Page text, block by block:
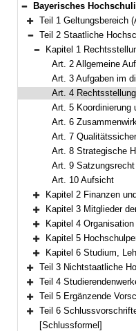
Bereich reduzieren
Bayerisches Hochschulinnovationsgesetz
Bereich erweitern
Teil 1 Geltungsbereich
Bereich reduzieren
Teil 2 Staatliche
Bereich reduzieren
Kapitel 1
Art. 2 Allgemeine
Art. 3 Aufgaben im
Art. 4 Rechtsstellung
Art. 5 Koordinierung und
Art. 6 Zusammenwirken
Art. 7
Art. 8 Strategische
Art. 9 Satzungsrecht
Art. 10 Aufsicht
Bereich erweitern
Kapitel 2 Finanzen
Bereich erweitern
Kapitel 3 Mitglieder
Bereich erweitern
Kapitel 4
Bereich erweitern
Kapitel 5
Bereich erweitern
Kapitel 6 Studium,
Bereich erweitern
Teil 3 Nichtstaatliche
Bereich erweitern
Teil 4
Bereich erweitern
Teil 5 Ergänzende
Bereich erweitern
Teil 6
[Schlussformel]